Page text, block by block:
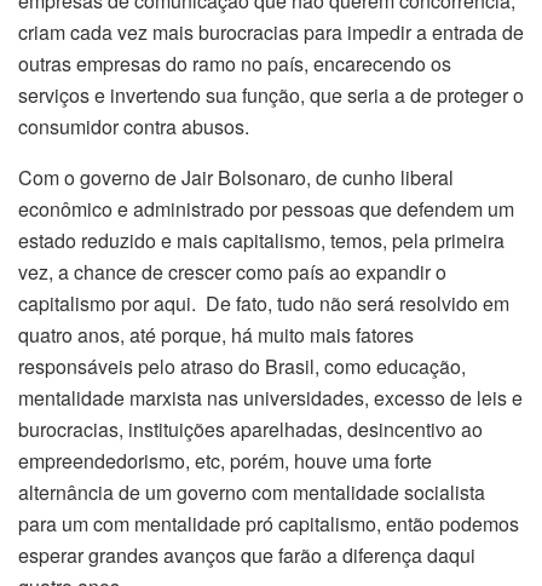
criam cada vez mais burocracias para impedir a entrada de
outras empresas do ramo no país, encarecendo os
serviços e invertendo sua função, que seria a de proteger o
consumidor contra abusos.
Com o governo de Jair Bolsonaro, de cunho liberal
econômico e administrado por pessoas que defendem um
estado reduzido e mais capitalismo, temos, pela primeira
vez, a chance de crescer como país ao expandir o
capitalismo por aqui. De fato, tudo não será resolvido em
quatro anos, até porque, há muito mais fatores
responsáveis pelo atraso do Brasil, como educação,
mentalidade marxista nas universidades, excesso de leis e
burocracias, instituições aparelhadas, desincentivo ao
empreendedorismo, etc, porém, houve uma forte
alternância de um governo com mentalidade socialista
para um com mentalidade pró capitalismo, então podemos
esperar grandes avanços que farão a diferença daqui